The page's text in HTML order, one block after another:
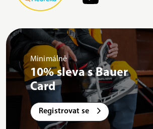
Minimálně
10% sleva s Bauer
Card
Registrovat se